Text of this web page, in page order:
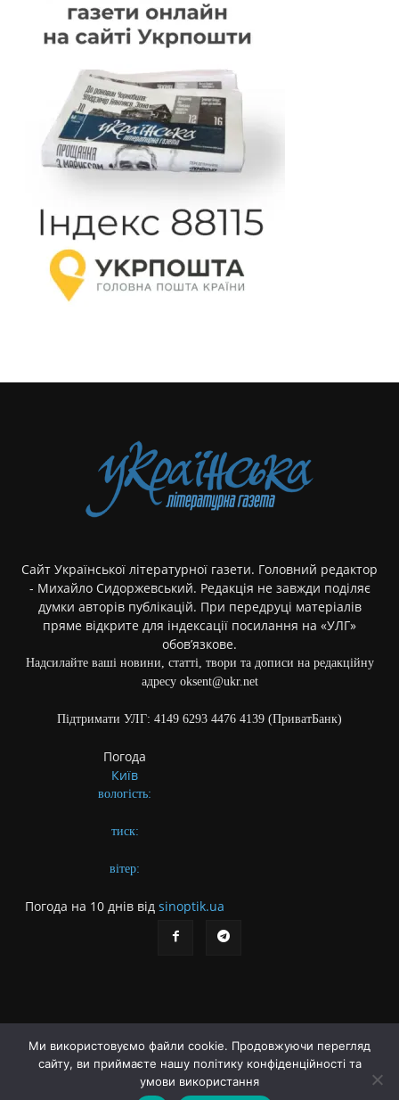
Сайт Української літературної газети. Головний редактор
- Михайло Сидоржевський. Редакція не завжди поділяє
думки авторів публікацій. При передруці матеріалів
пряме відкрите для індексації посилання на «УЛГ»
обов’язкове.
Надсилайте ваші новини, статті, твори та дописи на редакційну
адресу oksent@ukr.net
Підтримати УЛГ: 4149 6293 4476 4139 (ПриватБанк)
Погода
Київ
вологість:
тиск:
вітер:
Погода на 10 днів від sinoptik.ua
Про газету
Правила користування сайтом
Політика конфіденційності
Ми використовуємо файли cookie. Продовжуючи перегляд
сайту, ви приймаєте нашу політику конфіденційності та
умови використання